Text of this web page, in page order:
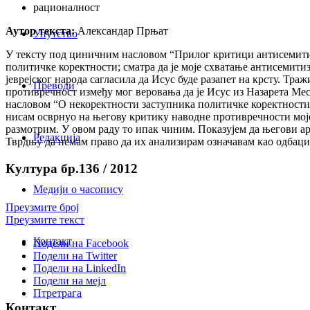
Упутство
Преводи
Редакција
Медији о часопису
Контакт
Птретрага
рационалност
Аутор текста:Александар Прњат
У тексту под циничним насловом “Прилог критици
политичке коректности; сматра да је моје схватање
јеврејског народа сагласила да Исус буде разапет на крсту.
противречност између мог веровања да је Исус из Назарета
насловом “О некоректности заступника политичке
нисам осврнуо на његову критику наводне противречности
размотрим. У овом раду то ипак чиним. Показујем да његови
Тврдњу да немам право да их анализирам означавам као
Култура бр.136 / 2012
Преузмите број
Преузмите текст
Подели на Facebook
Подели на Twitter
Подели на LinkedIn
Подели на мејл